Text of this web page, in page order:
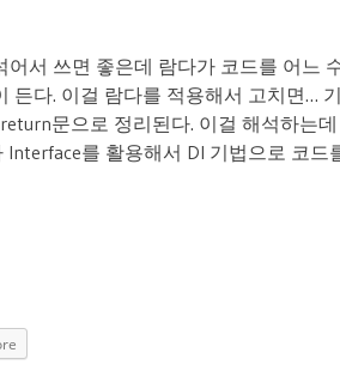
어서 쓰면 좋은데 람다가 코드를 어느
다. 이걸 람다를 적용해서 고치면…
문으로 정리된다. 이걸 해석하는
를 활용해서 DI 기법으로 코드